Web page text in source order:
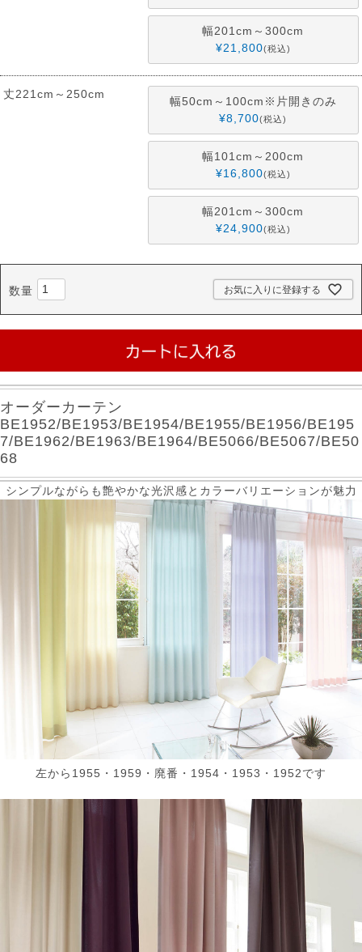
幅201cm～300cm
¥21,800 税込
丈221cm～250cm
幅50cm～100cm※片開きのみ
¥8,700 税込
幅101cm～200cm
¥16,800 税込
幅201cm～300cm
¥24,900 税込
お気に入りに登録する
オーダーカーテン
BE1952/BE1953/BE1954/BE1955/BE1956/BE195
7/BE1962/BE1963/BE1964/BE5066/BE5067/BE50
68
シンプルながらも艶やかな光沢感とカラーバリエーションが魅力
左から1955・1959・廃番・1954・1953・1952です